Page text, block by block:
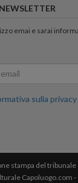
emai e sarai
sulla privacy
stampa del
Capoluogo.com